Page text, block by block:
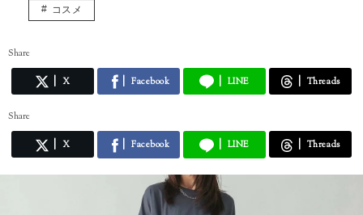
コスメ
Share
X Facebook LINE Threads
Share
X Facebook LINE Threads